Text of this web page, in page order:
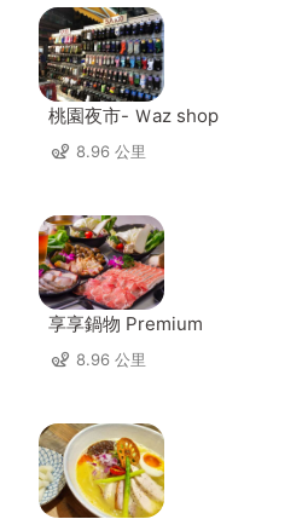
桃園夜市- Ｗaz shop
8.96 公里
享享鍋物 Premium
8.96 公里